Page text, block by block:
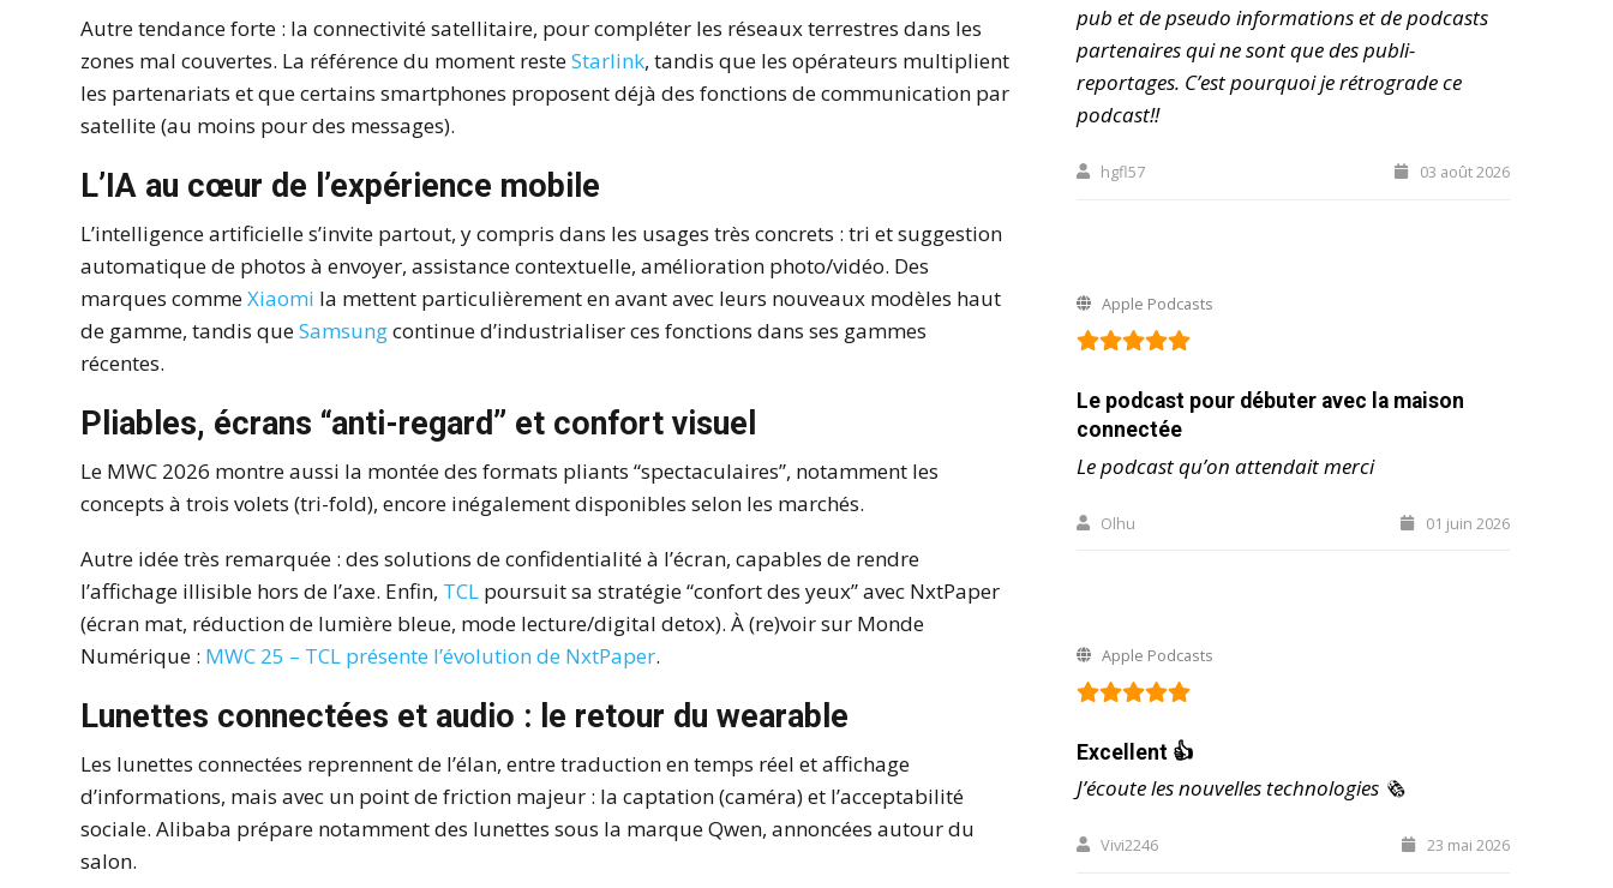
Autre tendance forte : la connectivité satellitaire, pour compléter les réseaux terrestres dans les
zones mal couvertes. La référence du moment resteStarlink, tandis que les opérateurs multiplient
les partenariats et que certains smartphones proposent déjà des fonctions de communication par
satellite (au moins pour des messages).
L’IA au cœur de l’expérience mobile
L’intelligence artificielle s’invite partout, y compris dans les usages très concrets : tri et suggestion
automatique de photos à envoyer, assistance contextuelle, amélioration photo/vidéo. Des
marques commeXiaomi la mettent particulièrement en avant avec leurs nouveaux modèles haut
de gamme, tandis queSamsungcontinue d’industrialiser ces fonctions dans ses gammes
récentes.
Pliables, écrans “anti-regard” et confort visuel
Le MWC 2026 montre aussi la montée des formats pliants “spectaculaires”, notamment les
concepts à trois volets (tri-fold), encore inégalement disponibles selon les marchés.
Autre idée très remarquée : des solutions de confidentialité à l’écran, capables de rendre
l’affichage illisible hors de l’axe. Enfin, TCL poursuit sa stratégie “confort des yeux” avec NxtPaper
(écran mat, réduction de lumière bleue, mode lecture/digital detox). À (re)voir sur Monde
Numérique : MWC 25 – TCL présente l’évolution de NxtPaper.
Lunettes connectées et audio : le retour du wearable
Les lunettes connectées reprennent de l’élan, entre traduction en temps réel et affichage
d’informations, mais avec un point de friction majeur : la captation (caméra) et l’acceptabilité
sociale. Alibaba prépare notamment des lunettes sous la marque Qwen, annoncées autour du
salon.
pub et de pseudo informations et de podcasts
partenaires qui ne sont que des publi-
reportages. C’est pourquoi je rétrograde ce
podcast!!
hgfl57 03 août 2026
Apple Podcasts
Le podcast pour débuter avec la maison
connectée
Le podcast qu’on attendait merci
Olhu 01 juin 2026
Apple Podcasts
Excellent 👍
J’écoute les nouvelles technologies 🗞️
Vivi2246 23 mai 2026